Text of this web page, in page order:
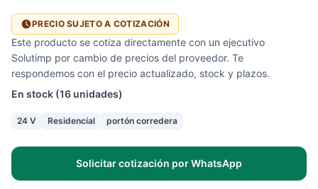
PRECIO SUJETO A COTIZACIÓN
Este producto se cotiza directamente con un ejecutivo
Solutimp por cambio de precios del proveedor. Te
respondemos con el precio actualizado, stock y plazos.
En stock (16 unidades)
24 V Residencial portón corredera
Solicitar cotización por WhatsApp